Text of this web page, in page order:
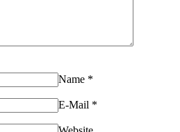
Name *
E-Mail *